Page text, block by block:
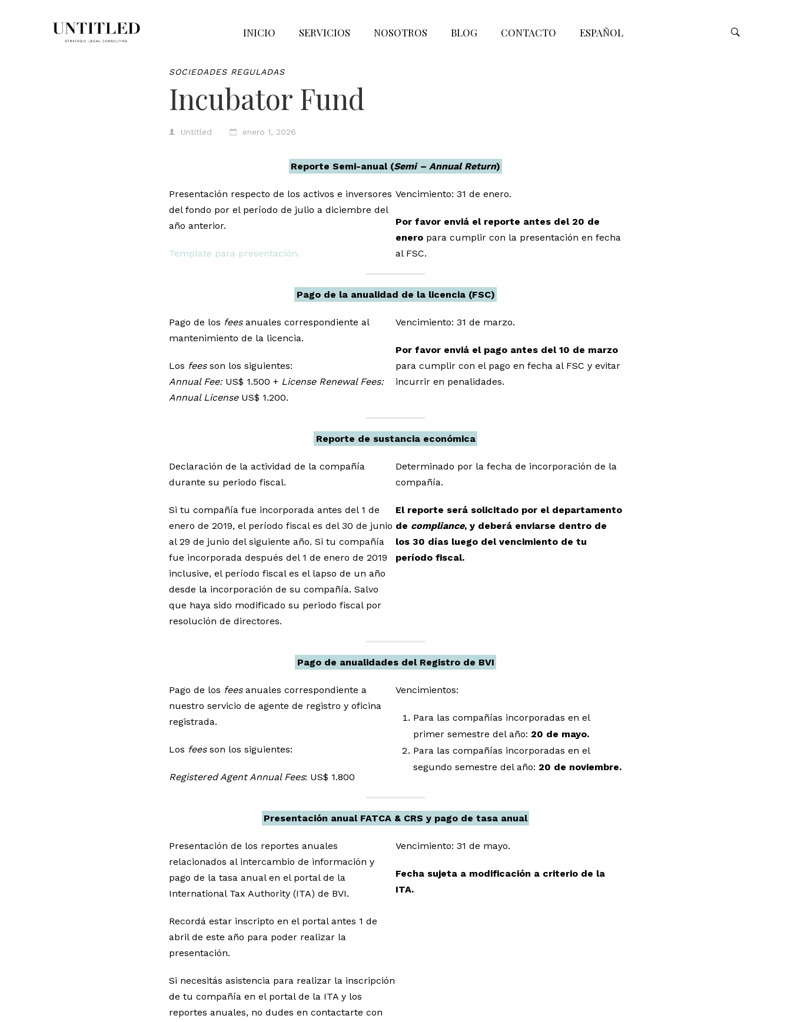
INICIO SERVICIOS NOSOTROS BLOG CONTACTO ESPAÑOL
SOCIEDADES REGULADAS
Incubator Fund
Untitled enero 1, 2026
Reporte Semi-anual (Semi – Annual Return)
Presentación respecto de los activos e inversores
del fondo por el período de julio a diciembre del
año anterior.
Template para presentación.
Vencimiento: 31 de enero.
Por favor enviá el reporte antes del 20 de
enero para cumplir con la presentación en fecha
al FSC.
Pago de la anualidad de la licencia (FSC)
Pago de los fees anuales correspondiente al
mantenimiento de la licencia.
Los fees son los siguientes:
Annual Fee:US$ 1.500 + License Renewal Fees:
Annual LicenseUS$ 1.200.
Vencimiento: 31 de marzo.
Por favor enviá el pago antes del 10 de marzo
para cumplir con el pago en fecha al FSC y evitar
incurrir en penalidades.
Reporte de sustancia económica
Declaración de la actividad de la compañía
durante su periodo fiscal.
Si tu compañía fue incorporada antes del 1 de
enero de 2019, el período fiscal es del 30 de junio
al 29 de junio del siguiente año. Si tu compañía
fue incorporada después del 1 de enero de 2019
inclusive, el período fiscal es el lapso de un año
desde la incorporación de su compañía. Salvo
que haya sido modificado su periodo fiscal por
resolución de directores.
Determinado por la fecha de incorporación de la
compañía.
El reporte será solicitado por el departamento
de compliance, y deberá enviarse dentro de
los 30 días luego del vencimiento de tu
período fiscal.
Pago de anualidades del Registro de BVI
Pago de los fees anuales correspondiente a
nuestro servicio de agente de registro y oficina
registrada.
Los fees son los siguientes:
Registered Agent Annual Fees: US$ 1.800
Vencimientos:
Para las compañías incorporadas en el
primer semestre del año: 20 de mayo.
Para las compañías incorporadas en el
segundo semestre del año: 20 de noviembre.
Presentación anual FATCA & CRS y pago de tasa anual
Presentación de los reportes anuales
relacionados al intercambio de información y
pago de la tasa anual en el portal de la
International Tax Authority (ITA) de BVI.
Recordá estar inscripto en el portal antes 1 de
abril de este año para poder realizar la
presentación.
Si necesitás asistencia para realizar la inscripción
de tu compañía en el portal de la ITA y los
reportes anuales, no dudes en contactarte con
Vencimiento: 31 de mayo.
Fecha sujeta a modificación a criterio de la
ITA.